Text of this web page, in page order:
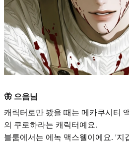
🦋 으음님
캐릭터로만 봤을 때는 메카쿠시티
의 쿠로하라는 캐릭터예요.
블룸에서는 에녹 맥스웰이에요. '지